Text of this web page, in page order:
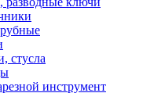
стусла
инструмент